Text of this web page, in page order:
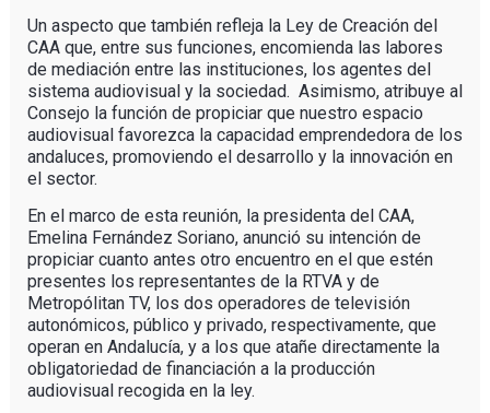
Un aspecto que también refleja la Ley de Creación del
CAA que, entre sus funciones, encomienda las labores
de mediación entre las instituciones, los agentes del
sistema audiovisual y la sociedad. Asimismo, atribuye al
Consejo la función de propiciar que nuestro espacio
audiovisual favorezca la capacidad emprendedora de los
andaluces, promoviendo el desarrollo y la innovación en
el sector.
En el marco de esta reunión, la presidenta del CAA,
Emelina Fernández Soriano, anunció su intención de
propiciar cuanto antes otro encuentro en el que estén
presentes los representantes de la RTVA y de
Metropólitan TV, los dos operadores de televisión
autonómicos, público y privado, respectivamente, que
operan en Andalucía, y a los que atañe directamente la
obligatoriedad de financiación a la producción
audiovisual recogida en la ley.